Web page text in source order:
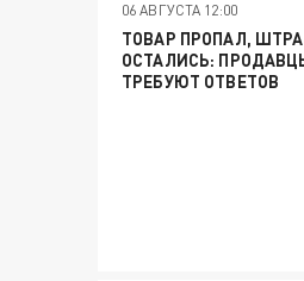
06 АВГУСТА 12:00
ТОВАР ПРОПАЛ,
ОСТАЛИСЬ:
ТРЕБУЮТ ОТВЕТОВ